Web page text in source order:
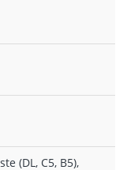
(DL, C5, B5),